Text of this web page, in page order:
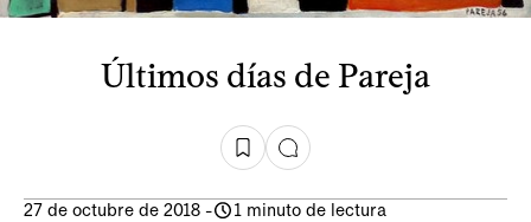
Últimos días de Pareja
27 de octubre de 2018 - 1 minuto de lectura